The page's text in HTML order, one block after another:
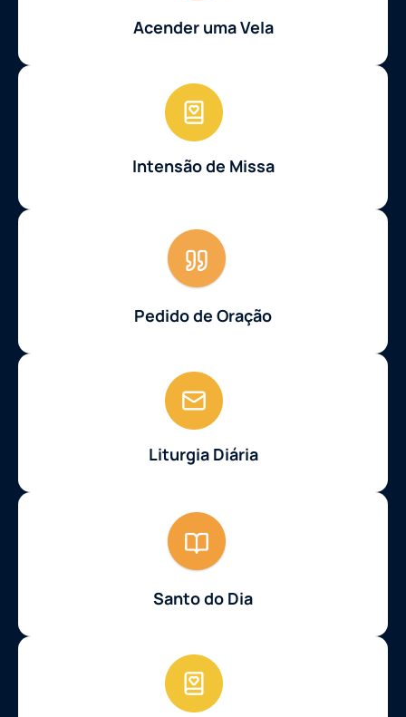
Acender uma Vela
Intensão de Missa
Pedido de Oração
Liturgia Diária
Santo do Dia